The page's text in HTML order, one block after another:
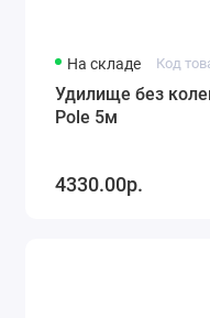
На складе Код
Удилище без
Pole 5м
4330.00р.